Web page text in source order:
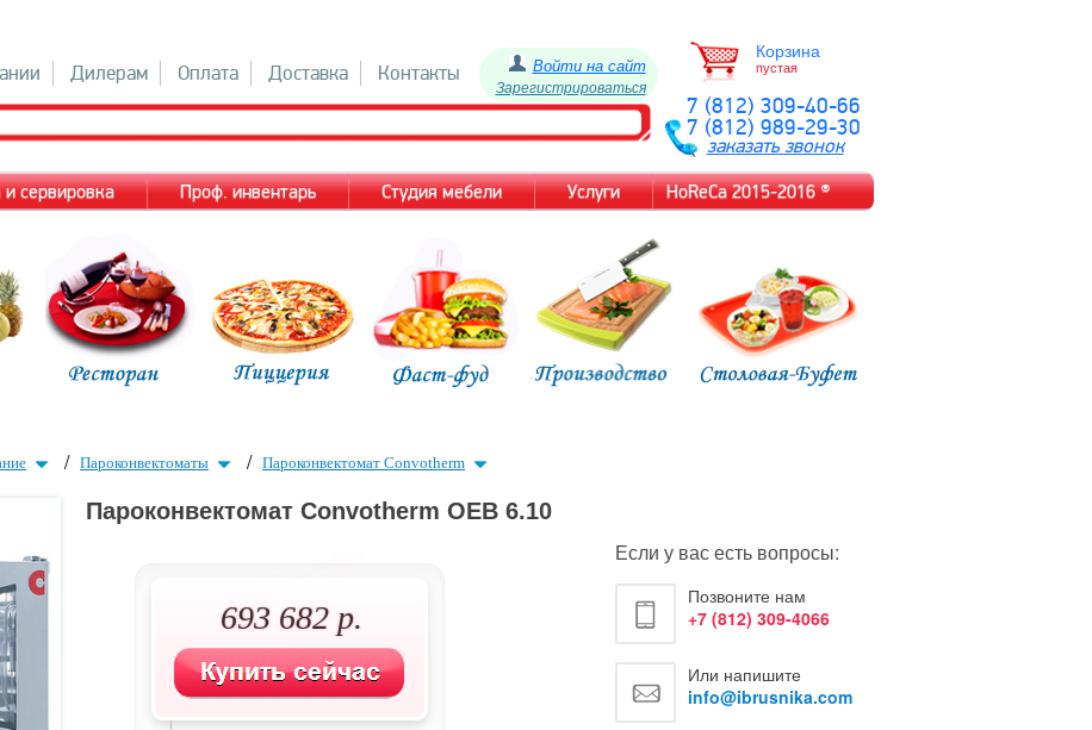
Войти на сайт
Зарегистрироваться
Корзина
пустая
7 (812) 309-40-66
7 (812) 989-29-30
заказать звонок
Дилерам Оплата Доставка Контакты
сервировка Проф. инвентарь Студия мебели Услуги HoReCa 2015-2016 ®
/ Пароконвектоматы / Пароконвектомат Convotherm
Пароконвектомат Convotherm OEB 6.10
693 682 р.
Если у вас есть вопросы:
Позвоните нам
+7 (812) 309-4066
Или напишите
info@ibrusnika.com